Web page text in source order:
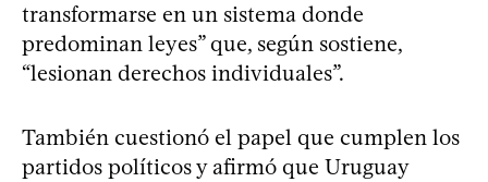
transformarse en un sistema donde
predominan leyes” que, según sostiene,
“lesionan derechos individuales”.
También cuestionó el papel que cumplen los
partidos políticos y afirmó que Uruguay